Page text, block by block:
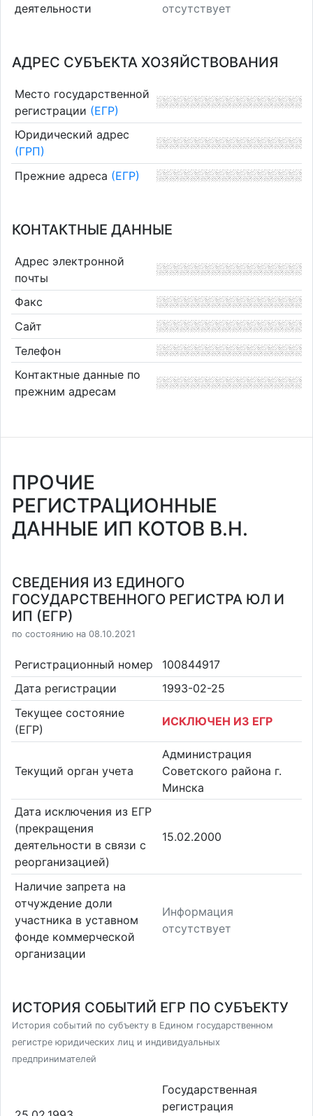
деятельности
отсутствует
АДРЕС СУБЪЕКТА ХОЗЯЙСТВОВАНИЯ
Место государственной
регистрации (ЕГР)
Юридический адрес
(ГРП)
Прежние адреса (ЕГР)
КОНТАКТНЫЕ ДАННЫЕ
Адрес электронной
почты
Факс
Сайт
Телефон
Контактные данные по
прежним адресам
ПРОЧИЕ
РЕГИСТРАЦИОННЫЕ
ДАННЫЕ ИП КОТОВ В.Н.
СВЕДЕНИЯ ИЗ ЕДИНОГО
ГОСУДАРСТВЕННОГО РЕГИСТРА ЮЛ И
ИП (ЕГР)
по состоянию на 08.10.2021
Регистрационный номер
100844917
Дата регистрации
1993-02-25
Текущее состояние
(ЕГР)
ИСКЛЮЧЕН ИЗ ЕГР
Текущий орган учета
Администрация
Советского района г.
Минска
Дата исключения из ЕГР
(прекращения
деятельности в связи с
реорганизацией)
15.02.2000
Наличие запрета на
отчуждение доли
участника в уставном
фонде коммерческой
организации
Информация
отсутствует
ИСТОРИЯ СОБЫТИЙ ЕГР ПО СУБЪЕКТУ
История событий по субъекту в Едином государственном
регистре юридических лиц и индивидуальных
предпринимателей
Государственная
регистрация